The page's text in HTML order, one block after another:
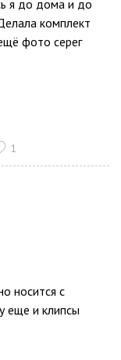
я до дома и до
комплект
фото серег
1
носится с
еще и клипсы